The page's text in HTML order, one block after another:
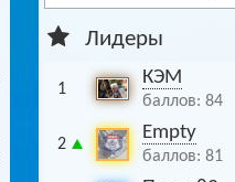
Лидеры
1
КЭМ
баллов: 84
2
Empty
баллов: 81